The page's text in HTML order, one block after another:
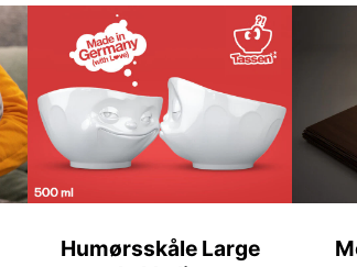
Humørsskåle Large